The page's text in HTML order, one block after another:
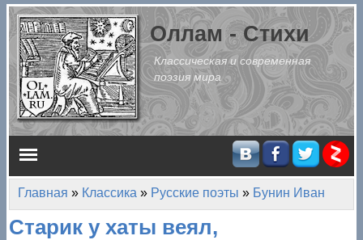
Перейти к основному содержанию
Оллам - Стихи
Классическая и современная
поэзия мира
Главное меню
Вы здесь
Главная » Классика » Русские поэты » Бунин Иван
Старик у хаты веял,